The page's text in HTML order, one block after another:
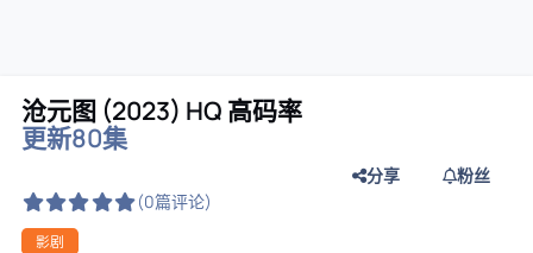
沧元图 (2023) HQ 高码率
更新80集
(0篇评论)
影剧
分享 粉丝